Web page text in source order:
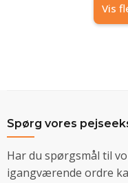
Vis
Spørg vores
Har du spørgsmål til
igangværende ordre